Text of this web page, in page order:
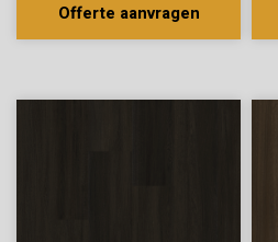
Offerte aanvragen